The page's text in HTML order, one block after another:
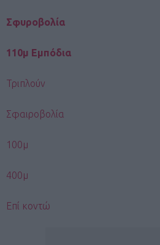
Σφυροβολία
110μ Εμπόδια
Τριπλούν
Σφαιροβολία
100μ
400μ
Επί κοντώ